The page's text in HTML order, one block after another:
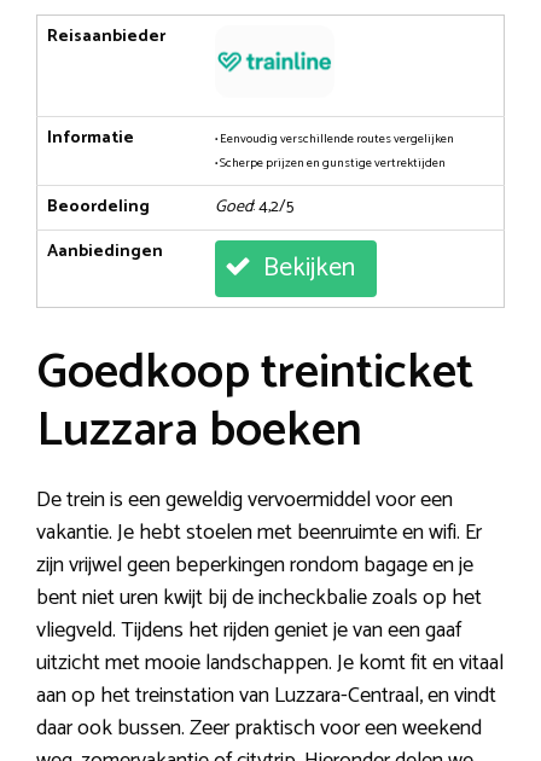
Reisaanbieder
Informatie
• Eenvoudig verschillende routes vergelijken
• Scherpe prijzen en gunstige vertrektijden
Beoordeling Goed: 4,2/5
Aanbiedingen
Bekijken
Goedkoop treinticket
Luzzara boeken
De trein is een geweldig vervoermiddel voor een
vakantie. Je hebt stoelen met beenruimte en wifi. Er
zijn vrijwel geen beperkingen rondom bagage en je
bent niet uren kwijt bij de incheckbalie zoals op het
vliegveld. Tijdens het rijden geniet je van een gaaf
uitzicht met mooie landschappen. Je komt fit en vitaal
aan op het treinstation van Luzzara-Centraal, en vindt
daar ook bussen. Zeer praktisch voor een weekend